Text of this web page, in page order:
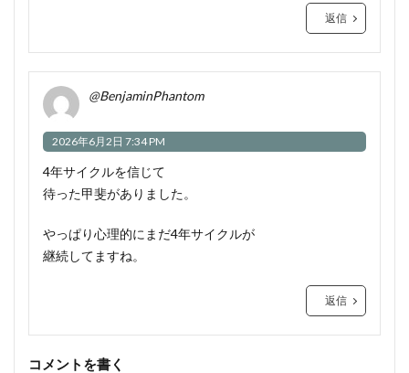
返信
@BenjaminPhantom
2026年6月2日 7:34 PM
4年サイクルを信じて
待った甲斐がありました。
やっぱり心理的にまだ4年サイクルが
継続してますね。
返信
コメントを書く